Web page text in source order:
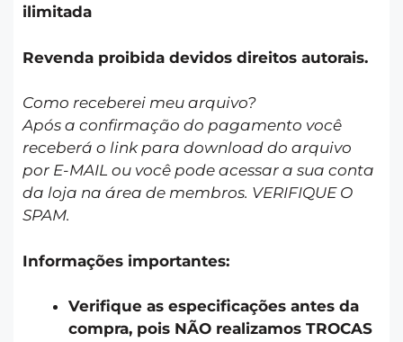
ilimitada
Revenda proibida devidos direitos autorais.
Como receberei meu arquivo?
Após a confirmação do pagamento você
receberá o link para download do arquivo
por E-MAIL ou você pode acessar a sua conta
da loja na área de membros. VERIFIQUE O
SPAM.
Informações importantes:
Verifique as especificações antes da
compra, pois NÃO realizamos TROCAS